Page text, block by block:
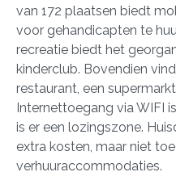
van 172 plaatsen biedt
voor gehandicapten te
recreatie biedt het
kinderclub. Bovendien
restaurant, een
Internettoegang via WIFI
is er een lozingszone.
extra kosten, maar niet
verhuuraccommodaties.